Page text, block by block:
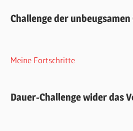
Challenge der
Meine Fortschritte
Dauer-Challenge wider das